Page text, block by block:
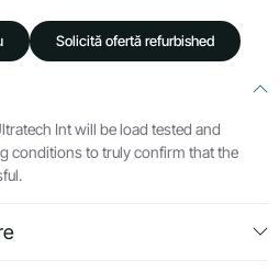
Solicită ofertă refurbished
Int will be load tested and
conditions to truly confirm that the